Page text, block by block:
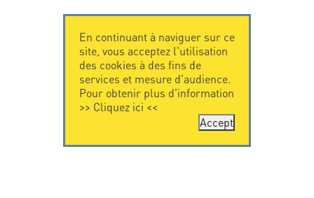
En continuant à naviguer sur ce
site, vous acceptez l'utilisation
des cookies à des fins de
services et mesure d'audience.
Pour obtenir plus d'information
>> Cliquez ici <<
Accept